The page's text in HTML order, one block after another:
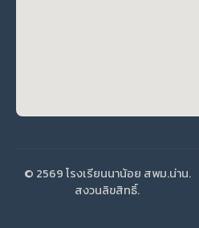
© 2569 โรงเรียนนาน้อย สพม.น่าน.
สงวนลิขสิทธิ์.